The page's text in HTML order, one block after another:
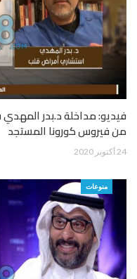
فيديو: مداخلة د.بدر
من فيروس كورونا المستجد
24 أكتوبر 2020
منوعات